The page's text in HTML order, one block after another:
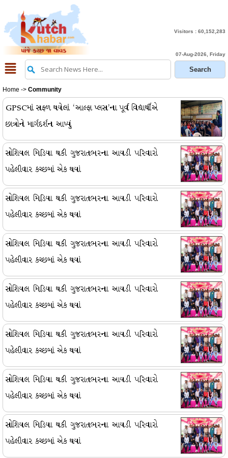
Visitors : 60,152,283
07-Aug-2026, Friday
Home -> Community
GPSCમાં સફળ થયેલાં ‘આલ્ફા પ્લસ’ના પૂર્વ વિદ્યાર્થીએ
છાત્રોને માર્ગદર્શન આપ્યું
સોશિયલ મિડિયા થકી ગુજરાતભરના આયડી પરિવારો
પહેલીવાર કચ્છમાં એક થયાં
સોશિયલ મિડિયા થકી ગુજરાતભરના આયડી પરિવારો
પહેલીવાર કચ્છમાં એક થયાં
સોશિયલ મિડિયા થકી ગુજરાતભરના આયડી પરિવારો
પહેલીવાર કચ્છમાં એક થયાં
સોશિયલ મિડિયા થકી ગુજરાતભરના આયડી પરિવારો
પહેલીવાર કચ્છમાં એક થયાં
સોશિયલ મિડિયા થકી ગુજરાતભરના આયડી પરિવારો
પહેલીવાર કચ્છમાં એક થયાં
સોશિયલ મિડિયા થકી ગુજરાતભરના આયડી પરિવારો
પહેલીવાર કચ્છમાં એક થયાં
સોશિયલ મિડિયા થકી ગુજરાતભરના આયડી પરિવારો
પહેલીવાર કચ્છમાં એક થયાં